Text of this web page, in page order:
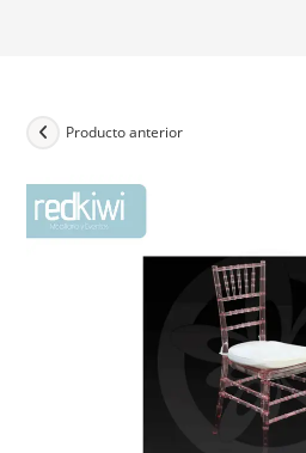
Producto anterior